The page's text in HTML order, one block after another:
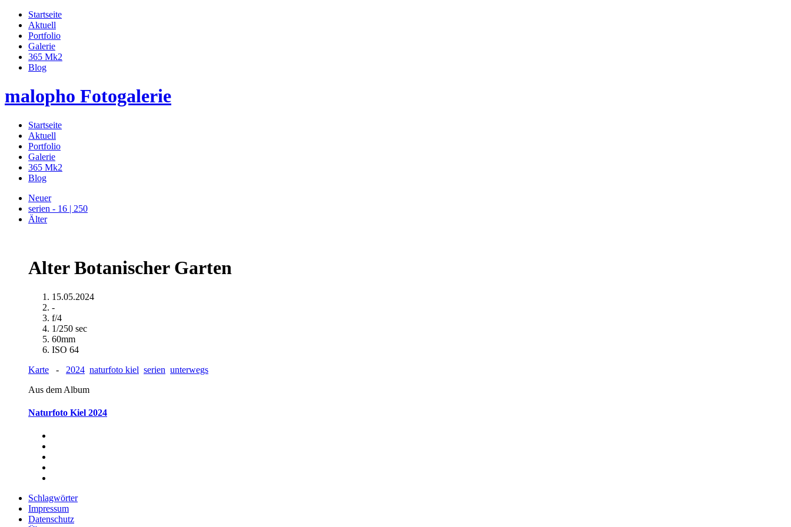
Startseite
Aktuell
Portfolio
Galerie
365 Mk2
Blog
malopho Fotogalerie
Startseite
Aktuell
Portfolio
Galerie
365 Mk2
Blog
Neuer
serien - 16 | 250
Älter
Alter Botanischer Garten
15.05.2024
-
f/4
1/250 sec
60mm
ISO 64
Karte - 2024 naturfoto kiel serien unterwegs
Aus dem Album
Naturfoto Kiel 2024
Schlagwörter
Impressum
Datenschutz